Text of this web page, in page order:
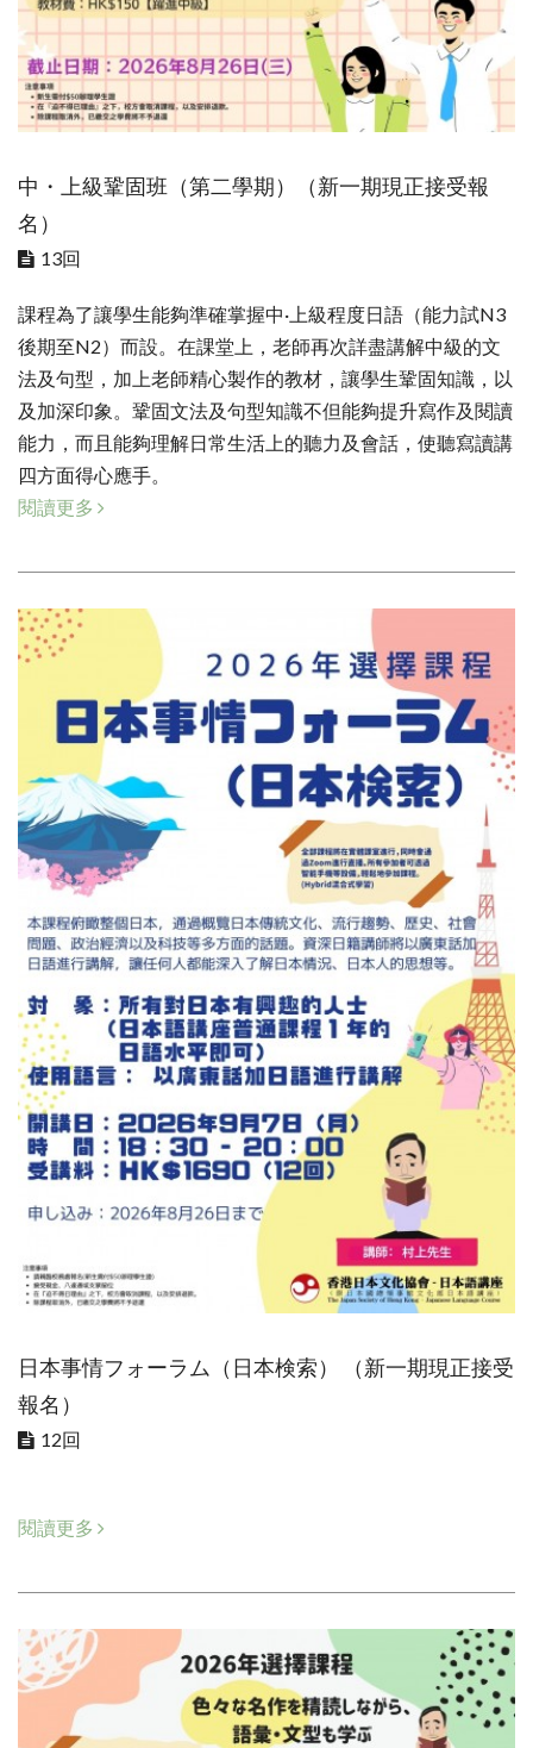
中・上級鞏固班（第二學期）（新一期現正接受報
名）
13回
課程為了讓學生能夠準確掌握中·上級程度日語（能力試N3
後期至N2）而設。在課堂上，老師再次詳盡講解中級的文
法及句型，加上老師精心製作的教材，讓學生鞏固知識，以
及加深印象。鞏固文法及句型知識不但能夠提升寫作及閱讀
能力，而且能夠理解日常生活上的聽力及會話，使聽寫讀講
四方面得心應手。
閱讀更多
日本事情フォーラム（日本検索） （新一期現正接受
報名）
12回
閱讀更多